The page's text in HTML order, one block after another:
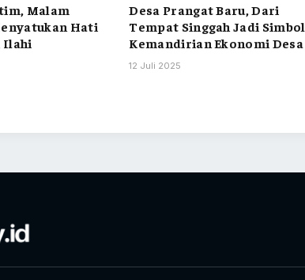
Malam
Hati
Ilahi
Desa Prangat Baru, Dari
Tempat Singgah Jadi Simbol
Kemandirian Ekonomi Desa
12 Juli 2025